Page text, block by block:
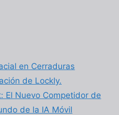
en Cerraduras
de Lockly.
El Nuevo Competidor de
de la IA Móvil